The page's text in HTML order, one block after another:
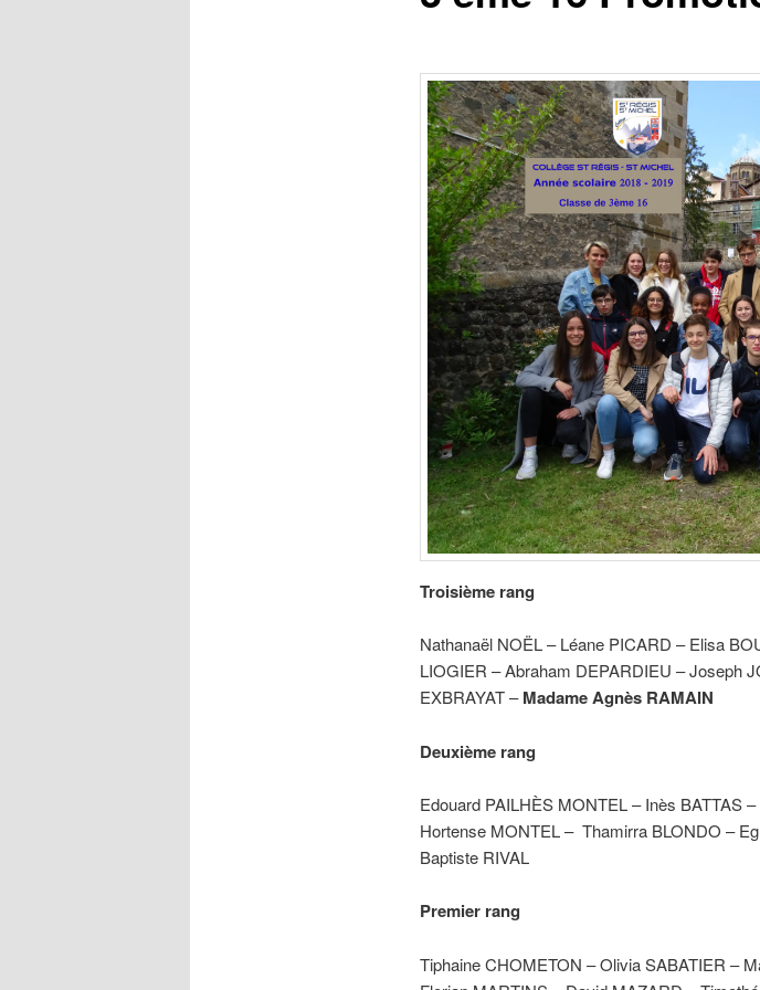
Troisième rang
Nathanaël NOËL – Léane PICARD – Elisa
LIOGIER – Abraham DEPARDIEU – Joseph
EXBRAYAT –Madame Agnès RAMAIN
Deuxième rang
Edouard PAILHÈS MONTEL – Inès BATTAS
Hortense MONTEL – Thamirra BLONDO –
Baptiste RIVAL
Premier rang
Tiphaine CHOMETON – Olivia SABATIER –